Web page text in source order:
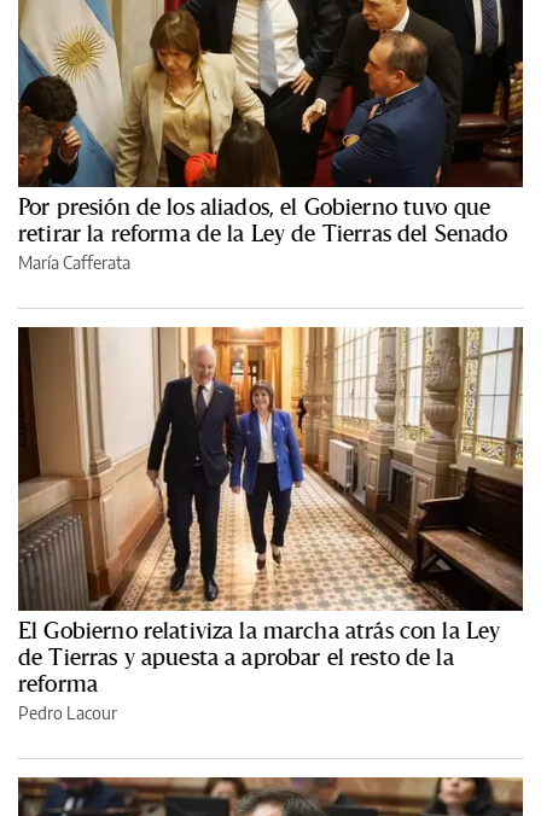
Por presión de los aliados, el Gobierno tuvo que
retirar la reforma de la Ley de Tierras del Senado
María Cafferata
El Gobierno relativiza la marcha atrás con la Ley
de Tierras y apuesta a aprobar el resto de la
reforma
Pedro Lacour